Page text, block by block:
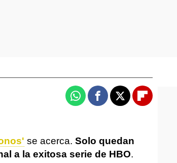
WhatsappFacebook
X
se acerca. Solo quedan
a la exitosa serie de HBO.